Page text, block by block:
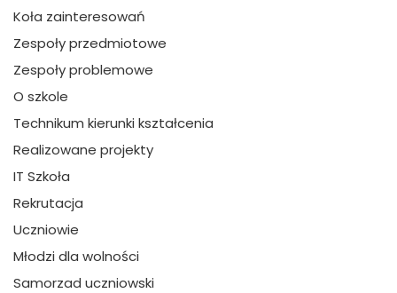
Koła zainteresowań
Zespoły przedmiotowe
Zespoły problemowe
O szkole
Technikum kierunki kształcenia
Realizowane projekty
IT Szkoła
Rekrutacja
Uczniowie
Młodzi dla wolności
Samorzad uczniowski